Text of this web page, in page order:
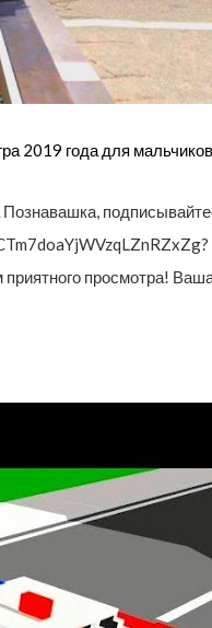
2019 года для мальчиков
приятного просмотра!